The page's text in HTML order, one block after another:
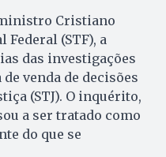
Cristiano
(STF), a
das investigações
venda de decisões
(STJ). O inquérito,
a ser tratado como
do que se